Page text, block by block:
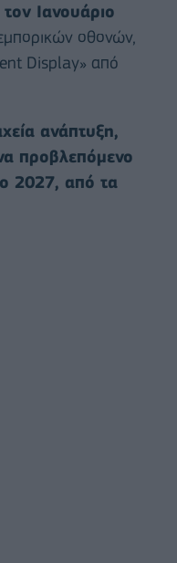
Ιανουάριο
οθονών,
Display» από
ανάπτυξη,
προβλεπόμενο
2027, από τα